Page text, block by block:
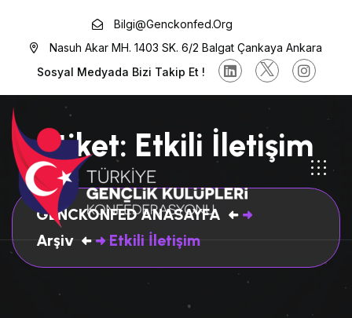
Bilgi@genckonfed.org
Nasuh Akar MH. 1403 SK. 6/2 Balgat Çankaya Ankara
Sosyal Medyada Bizi Takip Et !
Etiket: Etkili İletişim
GENCKONFED ANASAYFA
Arşiv
Etkili İletişim